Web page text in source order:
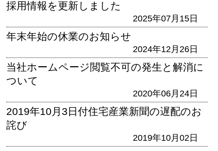
採用情報を更新しました
2025年07月15日
年末年始の休業のお知らせ
2024年12月26日
当社ホームページ閲覧不可の発生と解消に
ついて
2020年06月24日
2019年10月3日付住宅産業新聞の遅配のお
詫び
2019年10月02日